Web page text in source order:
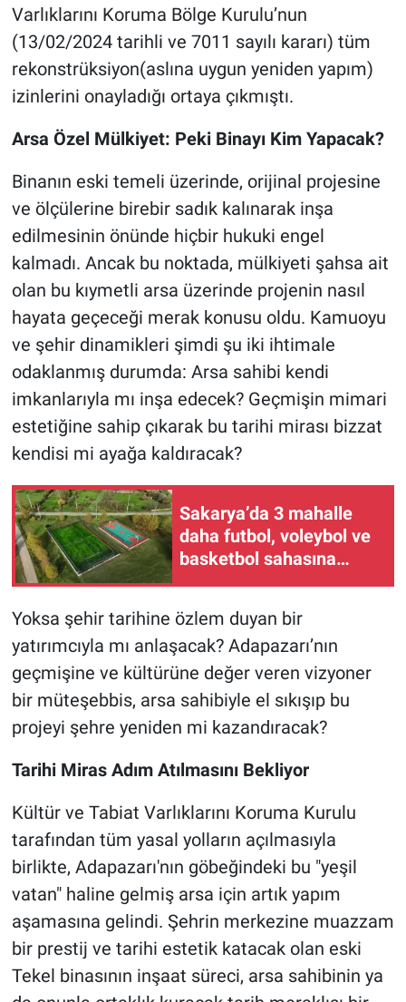
Varlıklarını Koruma Bölge Kurulu’nun
(13/02/2024 tarihli ve 7011 sayılı kararı) tüm
rekonstrüksiyon(aslına uygun yeniden yapım)
izinlerini onayladığı ortaya çıkmıştı.
Arsa Özel Mülkiyet: Peki Binayı Kim Yapacak?
Binanın eski temeli üzerinde, orijinal projesine
ve ölçülerine birebir sadık kalınarak inşa
edilmesinin önünde hiçbir hukuki engel
kalmadı. Ancak bu noktada, mülkiyeti şahsa ait
olan bu kıymetli arsa üzerinde projenin nasıl
hayata geçeceği merak konusu oldu. Kamuoyu
ve şehir dinamikleri şimdi şu iki ihtimale
odaklanmış durumda: Arsa sahibi kendi
imkanlarıyla mı inşa edecek? Geçmişin mimari
estetiğine sahip çıkarak bu tarihi mirası bizzat
kendisi mi ayağa kaldıracak?
Sakarya’da 3 mahalle
daha futbol, voleybol ve
basketbol sahasına
kavuşuyor
Yoksa şehir tarihine özlem duyan bir
yatırımcıyla mı anlaşacak? Adapazarı’nın
geçmişine ve kültürüne değer veren vizyoner
bir müteşebbis, arsa sahibiyle el sıkışıp bu
projeyi şehre yeniden mi kazandıracak?
Tarihi Miras Adım Atılmasını Bekliyor
Kültür ve Tabiat Varlıklarını Koruma Kurulu
tarafından tüm yasal yolların açılmasıyla
birlikte, Adapazarı'nın göbeğindeki bu "yeşil
vatan" haline gelmiş arsa için artık yapım
aşamasına gelindi. Şehrin merkezine muazzam
bir prestij ve tarihi estetik katacak olan eski
Tekel binasının inşaat süreci, arsa sahibinin ya